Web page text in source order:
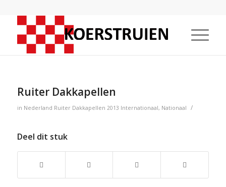
Ruiter Dakkapellen
in Nederland Ruiter Dakkapellen 2013 Internationaal, Nationaal /
Deel dit stuk